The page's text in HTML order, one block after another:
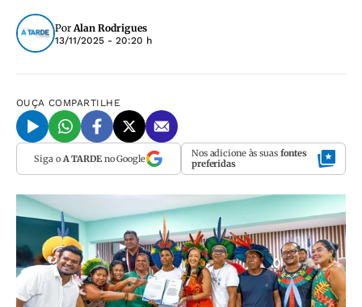
PorAlan Rodrigues
13/11/2025 - 20:20 h
OUÇA COMPARTILHE
Siga o A TARDEno Google Nos adicione às suas fontes
preferidas